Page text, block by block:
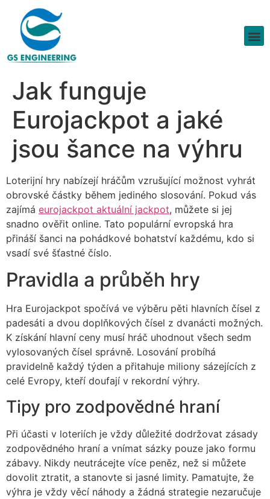
Jak funguje
Eurojackpot a jaké
jsou šance na výhru
Loterijní hry nabízejí hráčům vzrušující možnost vyhrát
obrovské částky během jediného slosování. Pokud vás
zajímá eurojackpot aktuální jackpot, můžete si jej
snadno ověřit online. Tato populární evropská hra
přináší šanci na pohádkové bohatství každému, kdo si
vsadí své šťastné číslo.
Pravidla a průběh hry
Hra Eurojackpot spočívá ve výběru pěti hlavních čísel z
padesáti a dvou doplňkových čísel z dvanácti možných.
K získání hlavní ceny musí hráč uhodnout všech sedm
vylosovaných čísel správně. Losování probíhá
pravidelně každý týden a přitahuje miliony sázejících z
celé Evropy, kteří doufají v rekordní výhry.
Tipy pro zodpovědné hraní
Při účasti v loteriích je vždy důležité dodržovat zásady
zodpovědného hraní a vnímat sázky pouze jako formu
zábavy. Nikdy neutrácejte více peněz, než si můžete
dovolit ztratit, a stanovte si jasné limity. Pamatujte, že
výhra je vždy věcí náhody a žádná strategie nezaručuje